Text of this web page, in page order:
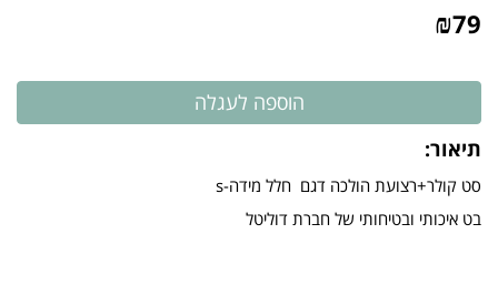
₪79
תיאור:
סט קולר+רצועת הולכה דגם חלל מידה-s
בט איכותי ובטיחותי של חברת דוליטל